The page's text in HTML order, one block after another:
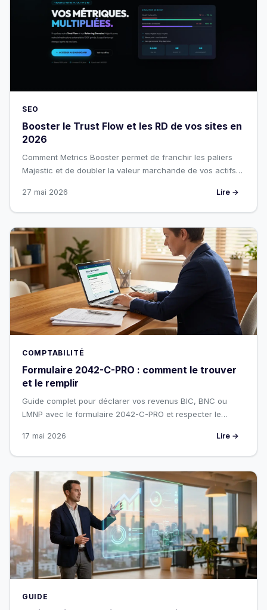
SEO
Booster le Trust Flow et les RD de vos sites en
2026
Comment Metrics Booster permet de franchir les paliers
Majestic et de doubler la valeur marchande de vos actifs
27 mai 2026 Lire →
COMPTABILITÉ
Formulaire 2042-C-PRO : comment le trouver
et le remplir
Guide complet pour déclarer vos revenus BIC, BNC ou
LMNP avec le formulaire 2042-C-PRO et respecter le
17 mai 2026 Lire →
GUIDE